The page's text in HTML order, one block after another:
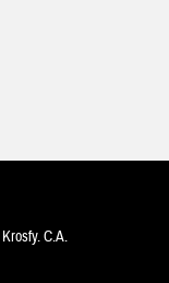
Krosfy. C.A.